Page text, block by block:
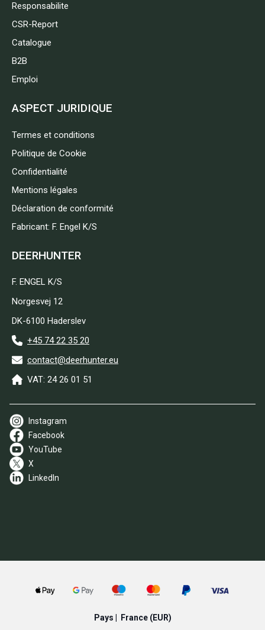
Responsabilite
CSR-Report
Catalogue
B2B
Emploi
ASPECT JURIDIQUE
Termes et conditions
Politique de Cookie
Confidentialité
Mentions légales
Déclaration de conformité
Fabricant: F. Engel K/S
DEERHUNTER
F. ENGEL K/S
Norgesvej 12
DK-6100 Haderslev
+45 74 22 35 20
contact@deerhunter.eu
VAT: 24 26 01 51
Instagram
Facebook
YouTube
X
LinkedIn
France(EUR)